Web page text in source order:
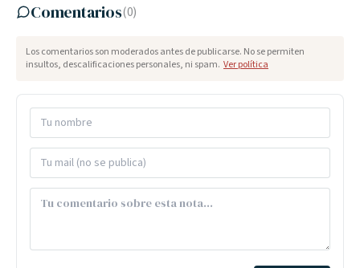
Comentarios(0)
Los comentarios son moderados antes de publicarse. No se permiten
insultos, descalificaciones personales, ni spam. Ver política